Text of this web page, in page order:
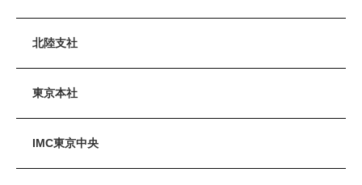
北陸支社
東京本社
IMC東京中央